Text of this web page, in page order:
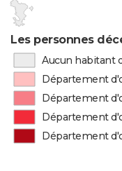
Les personnes
Aucun habitant
Département
Département
Département
Département